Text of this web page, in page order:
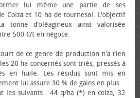
lui même une partie de ses
Colza et 10 ha de tournesol. L'objectif
tonne d’oléagineux ainsi valorisée
500 €/t en négoce.
de ce genre de production n'a rien
20 ha concernés sont triés, pressés à
en huile. Les résidus sont mis en
lui assure 30 % de gains en plus.
les suivants : 44 q/ha (*) en colza, 32